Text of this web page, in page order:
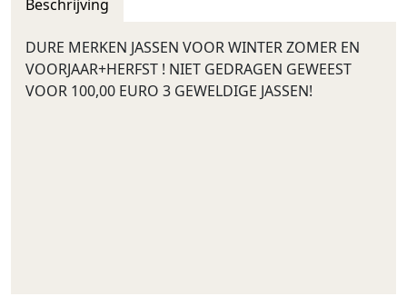
Beschrijving
DURE MERKEN JASSEN VOOR WINTER ZOMER EN
VOORJAAR+HERFST ! NIET GEDRAGEN GEWEEST
VOOR 100,00 EURO 3 GEWELDIGE JASSEN!